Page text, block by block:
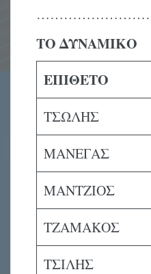
ΤΟ ΔΥΝΑΜΙΚΟ
ΕΠΙΘΕΤΟ
ΤΣΩΛΗΣ
ΜΑΝΕΓΑΣ
ΜΑΝΤΖΙΟΣ
ΤΖΑΜΑΚΟΣ
ΤΣΙΛΗΣ